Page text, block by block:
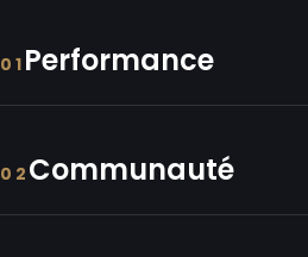
01 Performance
02 Communauté